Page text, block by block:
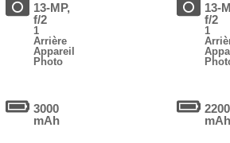
13-MP,
f/2
1
Arrière
Appareil
Photo
3000
mAh
13-
f/2
1
2200
mAh